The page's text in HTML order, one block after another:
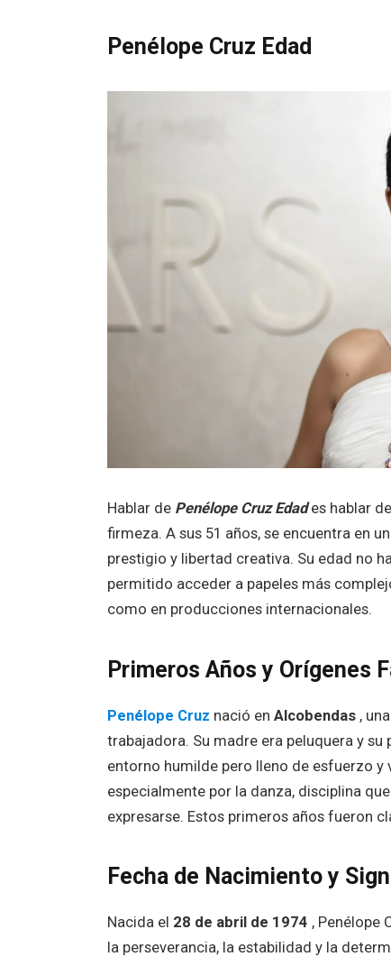
Penélope Cruz Edad
Hablar de Penélope Cruz Edades hablar
firmeza. A sus 51 años, se encuentra en
prestigio y libertad creativa. Su edad no
permitido acceder a papeles más
como en producciones internacionales.
Primeros Años y Orígenes
Penélope Cruz nació en Alcobendas,
trabajadora. Su madre era peluquera y
entorno humilde pero lleno de esfuerzo y
especialmente por la danza, disciplina
expresarse. Estos primeros años fueron
Fecha de Nacimiento y
Nacida el 28 de abril de 1974 , Penélope
la perseverancia, la estabilidad y la